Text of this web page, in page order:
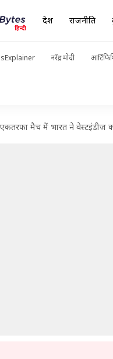
देश राजनीति
नरेंद्र मोदी
एकतरफा मैच में भारत ने वेस्टइंडीज